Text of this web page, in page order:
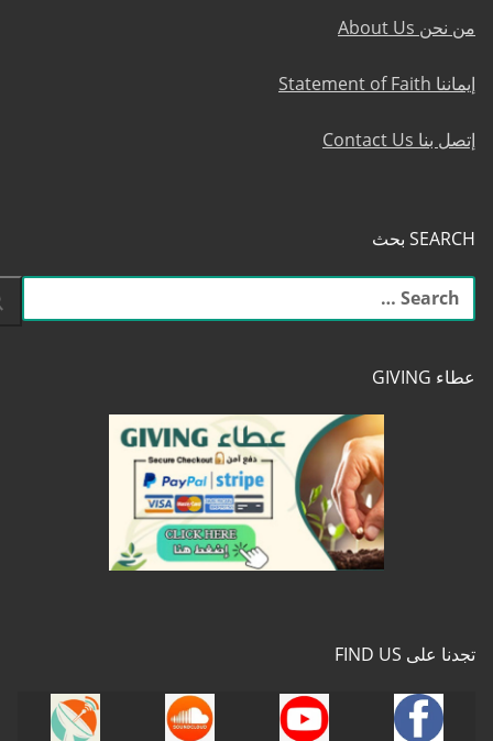
من نحن About Us
إيماننا Statement of Faith
إتصل بنا Contact Us
SEARCH بحث
البحث
عن:
عطاء GIVING
تجدنا على FIND US